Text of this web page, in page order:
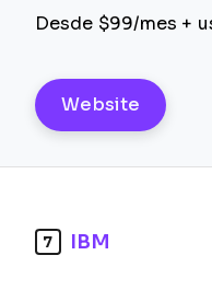
Desde $99/mes +
Website
7 IBM